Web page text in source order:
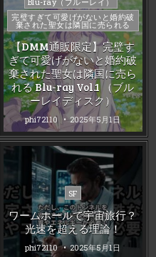
in
完璧すぎて可愛げがないと婚約破
棄された聖女は隣国に売られる
【DMM通販限定】完璧す
ぎて可愛げがないと婚約破
棄された聖女は隣国に売ら
れる Blu-ray Vol.1 （ブル
ーレイディスク）
phi72110 2025年5月1日
Posted
in
SF
ワームホールで宇宙旅行？
光速を超える理論！
phi72110 2025年5月1日